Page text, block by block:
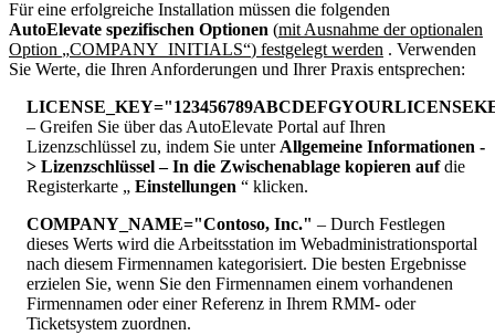
Für eine erfolgreiche Installation müssen die folgenden
AutoElevate spezifischen Optionen (mit Ausnahme der optionalen
Option „COMPANY_INITIALS“) festgelegt werden . Verwenden
Sie Werte, die Ihren Anforderungen und Ihrer Praxis entsprechen:
LICENSE_KEY="
– Greifen Sie über das AutoElevate Portal auf Ihren
Lizenzschlüssel zu, indem Sie unter Allgemeine Informationen -
> Lizenzschlüssel – In die Zwischenablage kopieren auf die
Registerkarte „ Einstellungen “ klicken.
COMPANY_NAME="Contoso, Inc." – Durch Festlegen
dieses Werts wird die Arbeitsstation im Webadministrationsportal
nach diesem Firmennamen kategorisiert. Die besten Ergebnisse
erzielen Sie, wenn Sie den Firmennamen einem vorhandenen
Firmennamen oder einer Referenz in Ihrem RMM- oder
Ticketsystem zuordnen.